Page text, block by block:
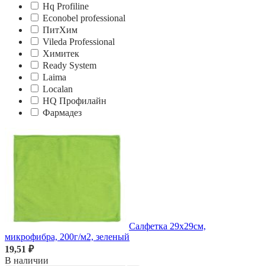
Hq Profiline
Econobel professional
ПитХим
Vileda Professional
Химитек
Ready System
Laima
Localan
HQ Профилайн
Фармадез
Салфетка 29х29см,
микрофибра, 200г/м2, зеленый
19,51 ₽
В наличии